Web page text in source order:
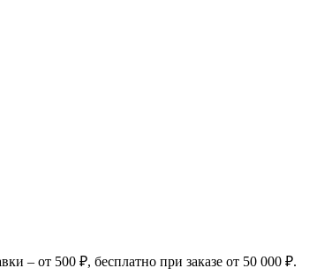
– от 500 ₽, бесплатно при заказе от 50 000 ₽.